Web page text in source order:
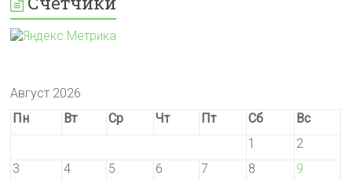
Август 2026
Пн
Вт Ср Чт Пт Сб
Вс
1
2
3
4 5 6 7 8 9